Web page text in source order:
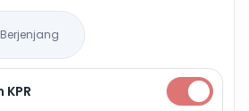
Berjenjang